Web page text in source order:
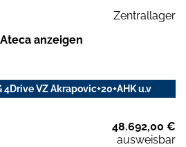
Zentrallager
anzeigen
4Drive VZ Akrapovic+20+AHK u.v
48.692,00 €
ausweisbar